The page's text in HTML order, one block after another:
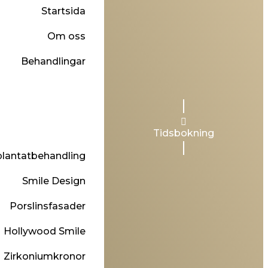
Startsida
Om oss
Behandlingar
Smile Design
Porslinsfasader
Hollywood Smile
Zirkoniumkronor
Tidsbokning